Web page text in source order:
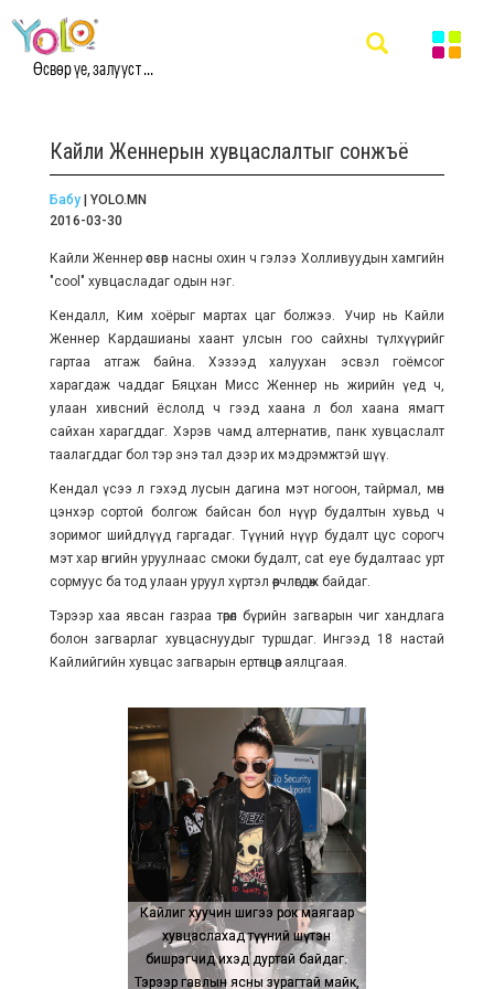
Өсвөр үе, залууст ...
Кайли Женнерын хувцаслалтыг сонжъё
Бабу| YOLO.MN
2016-03-30
Кайли Женнер өсвөр насны охин ч гэлээ Холливуудын хамгийн
"cool" хувцасладаг одын нэг.
Кендалл, Ким хоёрыг мартах цаг болжээ. Учир нь Кайли
Женнер Кардашианы хаант улсын гоо сайхны түлхүүрийг
гартаа атгаж байна. Хэзээд халуухан эсвэл гоёмсог
харагдаж чаддаг Бяцхан Мисс Женнер нь жирийн үед ч,
улаан хивсний ёслолд ч гээд хаана л бол хаана ямагт
сайхан харагддаг. Хэрэв чамд алтернатив, панк хувцаслалт
таалагддаг бол тэр энэ тал дээр их мэдрэмжтэй шүү.
Кендал үсээ л гэхэд лусын дагина мэт ногоон, тайрмал, мөн
цэнхэр сортой болгож байсан бол нүүр будалтын хувьд ч
зоримог шийдлүүд гаргадаг. Түүний нүүр будалт цус сорогч
мэт хар өнгийн уруулнаас смоки будалт, cat eye будалтаас урт
сормуус ба тод улаан уруул хүртэл өөрчлөгдөж байдаг.
Тэрээр хаа явсан газраа төрөл бүрийн загварын чиг хандлага
болон загварлаг хувцаснуудыг туршдаг. Ингээд 18 настай
Кайлийгийн хувцас загварын ертөнцөөр аялцгаая.
Кайлиг хуучин шигээ рок маягаар
хувцаслахад түүний шүтэн
бишрэгчид ихэд дуртай байдаг.
Тэрээр гавлын ясны зурагтай майк,
Кайлиг хуучин шигээ рок маягаар
хувцаслахад түүний шүтэн
бишрэгчид ихэд дуртай байдаг.
Тэрээр гавлын ясны зурагтай майк,